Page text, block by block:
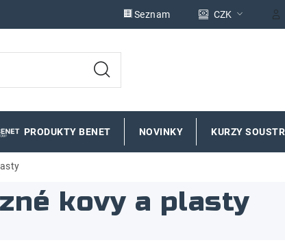
Seznam CZK
PRODUKTY BENET NOVINKY KURZY
kovy a plasty